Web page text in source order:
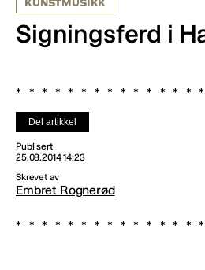
KUNSTMUSIKK
Signingsferd i
Del artikkel
Publisert
25.08.2014 14:23
Skrevet av
Embret Rognerød